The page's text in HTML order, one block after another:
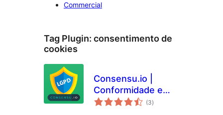
Commercial
Tag Plugin: consentimento de
cookies
Consensu.io |
Conformidade e
Consentimento de
(3total
rating
)